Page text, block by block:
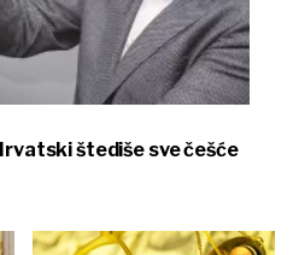
štediše sve češće